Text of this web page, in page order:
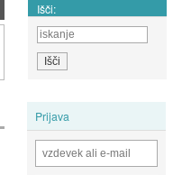
Išči:
Prijava